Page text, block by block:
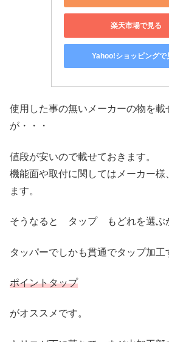
楽天市場で見る
Yahoo!ショッピングで
使用した事の無いメーカーの物を載
が・・・
値段が安いので載せておきます。
機能面や取付に関してはメーカー様
ます。
そうなると タップ もどれを選ぶ
タッパーでしかも貫通でタップ加工
ポイントタップ
がオススメです。